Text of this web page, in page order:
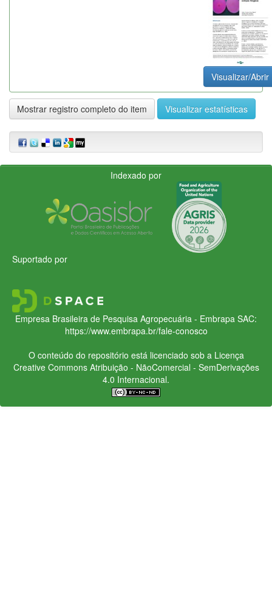
Visualizar/Abrir
Mostrar registro completo do item Visualizar estatísticas
Indexado por
Suportado por
Empresa Brasileira de Pesquisa Agropecuária - Embrapa SAC:
https://www.embrapa.br/fale-conosco
O conteúdo do repositório está licenciado sob a Licença
Creative CommonsAtribuição - NãoComercial - SemDerivações
4.0 Internacional.